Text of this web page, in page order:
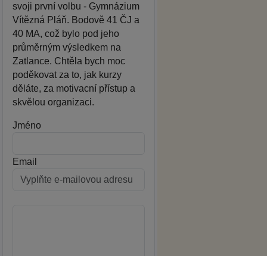
svoji první volbu - Gymnázium
Vítězná Pláň. Bodově 41 ČJ a
40 MA, což bylo pod jeho
průměrným výsledkem na
Zatlance. Chtěla bych moc
poděkovat za to, jak kurzy
děláte, za motivacní přístup a
skvělou organizaci.
Jméno
Email